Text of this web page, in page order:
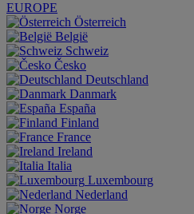
EUROPE
Österreich
België
Schweiz
Česko
Deutschland
Danmark
España
Finland
France
Ireland
Italia
Luxembourg
Nederland
Norge